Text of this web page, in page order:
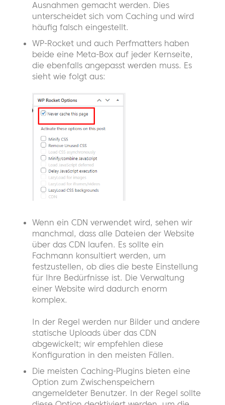
Ausnahmen gemacht werden. Dies
unterscheidet sich vom Caching und wird
häufig falsch eingestellt.
WP-Rocket und auch Perfmatters haben
beide eine Meta-Box auf jeder Kernseite,
die ebenfalls angepasst werden muss. Es
sieht wie folgt aus:
Wenn ein CDN verwendet wird, sehen wir
manchmal, dass alle Dateien der Website
über das CDN laufen. Es sollte ein
Fachmann konsultiert werden, um
festzustellen, ob dies die beste Einstellung
für Ihre Bedürfnisse ist. Die Verwaltung
einer Website wird dadurch enorm
komplex.
In der Regel werden nur Bilder und andere
statische Uploads über das CDN
abgewickelt; wir empfehlen diese
Konfiguration in den meisten Fällen.
Die meisten Caching-Plugins bieten eine
Option zum Zwischenspeichern
angemeldeter Benutzer. In der Regel sollte